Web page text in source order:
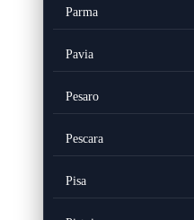
Parma
Pavia
Pesaro
Pescara
Pisa